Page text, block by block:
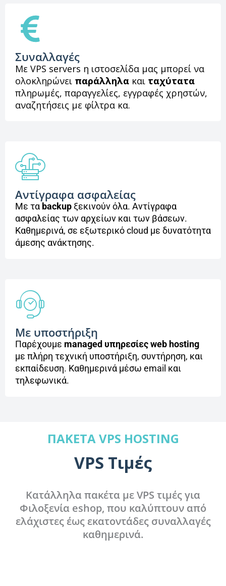
Συναλλαγές
Με VPS servers η ιστοσελίδα μας μπορεί να
ολοκληρώνει παράλληλα και ταχύτατα
πληρωμές, παραγγελίες, εγγραφές χρηστών,
αναζητήσεις με φίλτρα κα.
Αντίγραφα ασφαλείας
Με τα backup ξεκινούν όλα. Αντίγραφα
ασφαλείας των αρχείων και των βάσεων.
Καθημερινά, σε εξωτερικό cloud με δυνατότητα
άμεσης ανάκτησης.
Με υποστήριξη
Παρέχουμε managed υπηρεσίες web hosting
με πλήρη τεχνική υποστήριξη, συντήρηση, και
εκπαίδευση. Καθημερινά μέσω email και
τηλεφωνικά.
ΠΑΚΈΤΑ VPS HOSTING
VPS Τιμές
Κατάλληλα πακέτα με VPS τιμές για
Φιλοξενία eshop, που καλύπτουν από
ελάχιστες έως εκατοντάδες συναλλαγές
καθημερινά.